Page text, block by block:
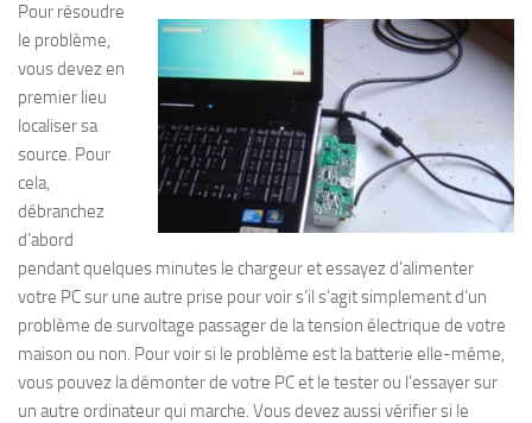
Pour résoudre
le problème,
vous devez en
premier lieu
localiser sa
source. Pour
cela,
débranchez
d’abord
pendant quelques minutes le chargeur et essayez d’alimenter
votre PC sur une autre prise pour voir s’il s’agit simplement d’un
problème de survoltage passager de la tension électrique de votre
maison ou non. Pour voir si le problème est la batterie elle-même,
vous pouvez la démonter de votre PC et le tester ou l’essayer sur
un autre ordinateur qui marche. Vous devez aussi vérifier si le